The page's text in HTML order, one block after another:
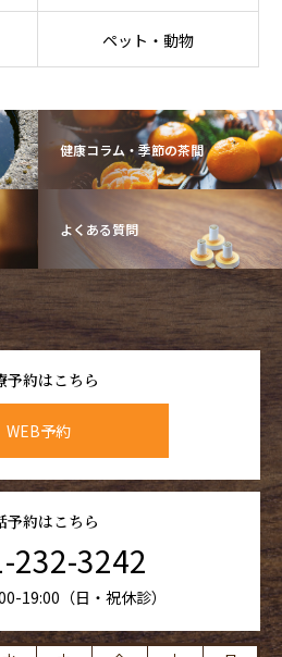
ペット・動物
健康コラム・季節の茶間
よくある質問
予約はこちら
WEB予約
予約はこちら
232-3242
19:00（日・祝休診）